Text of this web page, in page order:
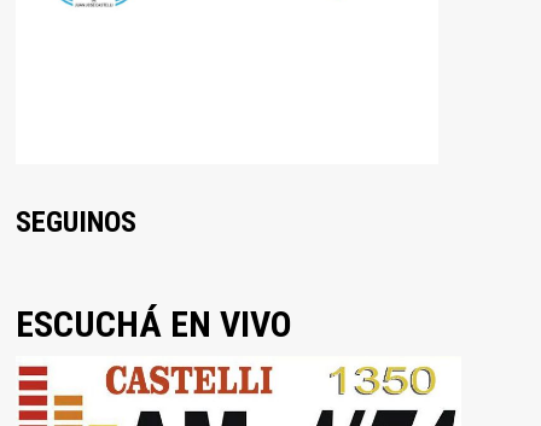
SEGUINOS
ESCUCHÁ EN VIVO